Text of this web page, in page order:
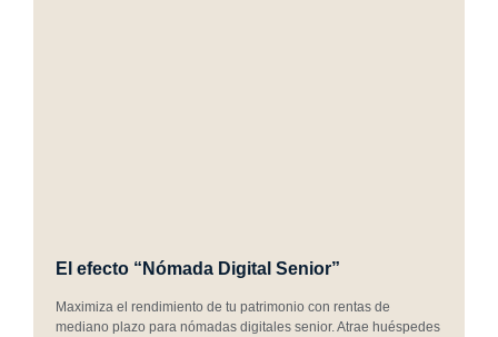
El efecto “Nómada Digital Senior”
Maximiza el rendimiento de tu patrimonio con rentas de
mediano plazo para nómadas digitales senior. Atrae huéspedes